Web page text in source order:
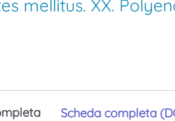
mellitus. XX.
Scheda completa